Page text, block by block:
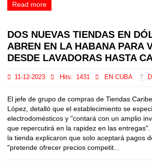
Read more
DOS NUEVAS TIENDAS EN
ABREN EN LA HABANA PARA
DESDE LAVADORAS HASTA
11-12-2023 Hits: 1431 EN CUBA
El jefe de grupo de compras de Tiendas
López, detalló que el establecimiento se
electrodomésticos y "contará con un amplio
que repercutirá en la rapidez en las
la tienda explicaron que solo aceptará pagos
"pretende ofrecer precios competit...